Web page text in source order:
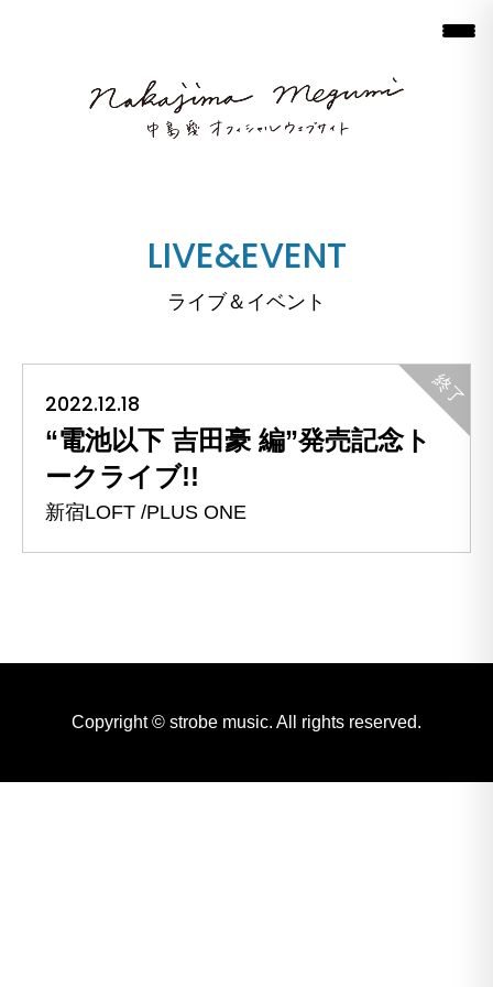
LIVE&EVENT
ライブ＆イベント
2022.12.18
“電池以下 吉田豪 編”発売記念ト
ークライブ!!
新宿LOFT /PLUS ONE
Copyright © strobe music. All rights reserved.